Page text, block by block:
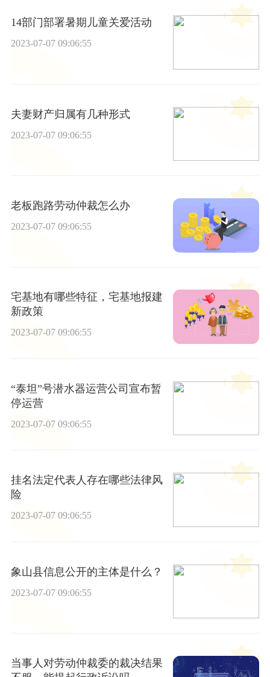
14部门部署暑期儿童关爱活动
2023-07-07 09:06:55
夫妻财产归属有几种形式
2023-07-07 09:06:55
老板跑路劳动仲裁怎么办
2023-07-07 09:06:55
宅基地有哪些特征，宅基地报建
新政策
2023-07-07 09:06:55
“泰坦”号潜水器运营公司宣布暂
停运营
2023-07-07 09:06:55
挂名法定代表人存在哪些法律风
险
2023-07-07 09:06:55
象山县信息公开的主体是什么？
2023-07-07 09:06:55
当事人对劳动仲裁委的裁决结果